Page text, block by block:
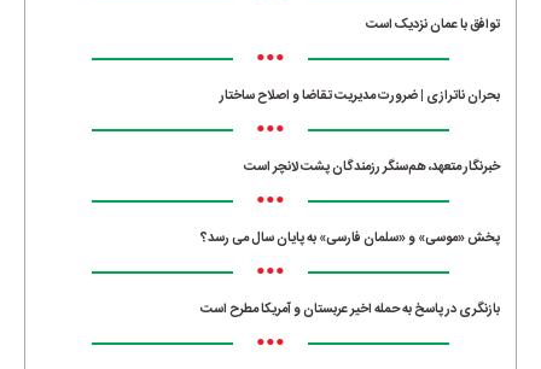
توافق با عمان نزدیک است
•••
بحران ناترازی | ضرورت مدیریت تقاضا و اصلاح ساختار
•••
خبرنگار متعهد، هم‌سنگر رزمندگان پشت لانچر است
•••
پخش «موسی» و «سلمان فارسی» به پایان سال می رسد؟
•••
بازنگری در پاسخ به حمله اخیر عربستان و آمریکا مطرح است
•••